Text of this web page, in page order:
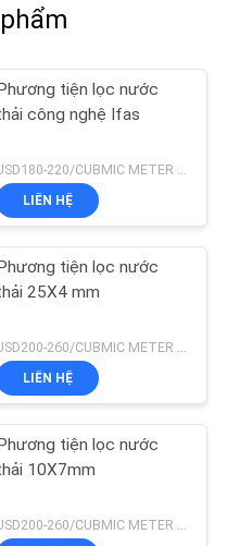
Phương tiện lọc nước
công nghệ Ifas
USD180-220/CUBMIC METER MOQ:1CubmicMeter
LIÊN HỆ
tiện lọc nước
25X4 mm
LIÊN HỆ
tiện lọc nước
10X7mm